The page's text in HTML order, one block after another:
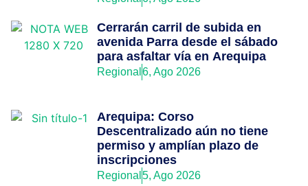
Cerrarán carril de subida en
avenida Parra desde el sábado
para asfaltar vía en Arequipa
Regional 6, Ago 2026
Arequipa: Corso
Descentralizado aún no tiene
permiso y amplían plazo de
inscripciones
Regional 5, Ago 2026